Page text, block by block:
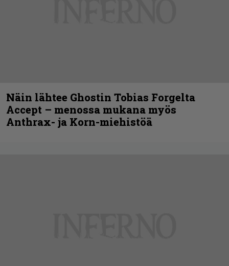
Näin lähtee Ghostin Tobias Forgelta
Accept – menossa mukana myös
Anthrax- ja Korn-miehistöä